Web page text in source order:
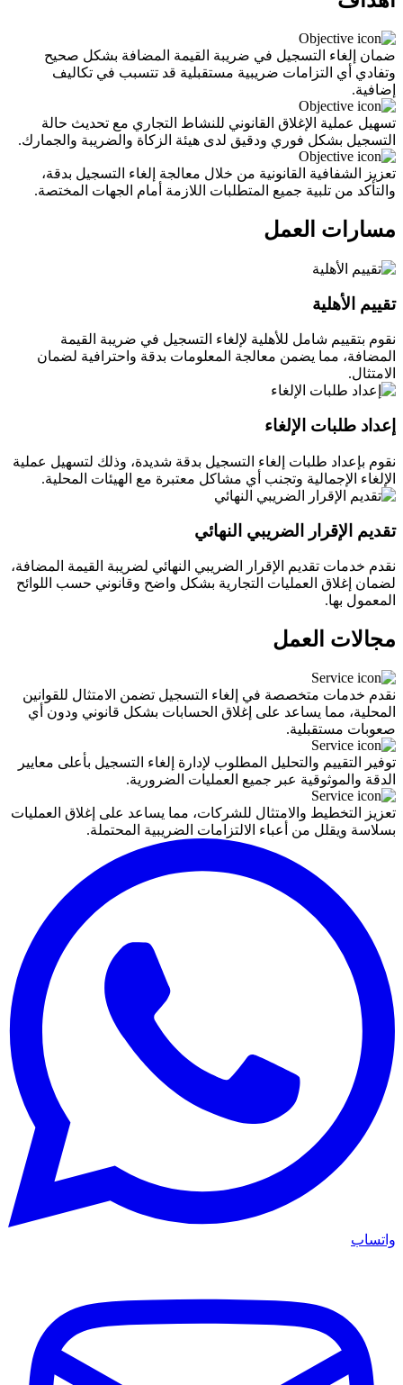
ضمان إلغاء التسجيل في ضريبة القيمة المضافة بشكل صحيح
وتفادي أي التزامات ضريبية مستقبلية قد تتسبب في تكاليف
إضافية.
تسهيل عملية الإغلاق القانوني للنشاط التجاري مع تحديث حالة
التسجيل بشكل فوري ودقيق لدى هيئة الزكاة والضريبة والجمارك.
تعزيز الشفافية القانونية من خلال معالجة إلغاء التسجيل بدقة،
والتأكد من تلبية جميع المتطلبات اللازمة أمام الجهات المختصة.
مسارات العمل
تقييم الأهلية
نقوم بتقييم شامل للأهلية لإلغاء التسجيل في ضريبة القيمة
المضافة، مما يضمن معالجة المعلومات بدقة واحترافية لضمان
الامتثال.
إعداد طلبات الإلغاء
نقوم بإعداد طلبات إلغاء التسجيل بدقة شديدة، وذلك لتسهيل عملية
الإلغاء الإجمالية وتجنب أي مشاكل معتبرة مع الهيئات المحلية.
تقديم الإقرار الضريبي النهائي
نقدم خدمات تقديم الإقرار الضريبي النهائي لضريبة القيمة المضافة،
لضمان إغلاق العمليات التجارية بشكل واضح وقانوني حسب اللوائح
المعمول بها.
مجالات العمل
نقدم خدمات متخصصة في إلغاء التسجيل تضمن الامتثال للقوانين
المحلية، مما يساعد على إغلاق الحسابات بشكل قانوني ودون أي
صعوبات مستقبلية.
توفير التقييم والتحليل المطلوب لإدارة إلغاء التسجيل بأعلى معايير
الدقة والموثوقية عبر جميع العمليات الضرورية.
تعزيز التخطيط والامتثال للشركات، مما يساعد على إغلاق العمليات
بسلاسة ويقلل من أعباء الالتزامات الضريبية المحتملة.
واتساب